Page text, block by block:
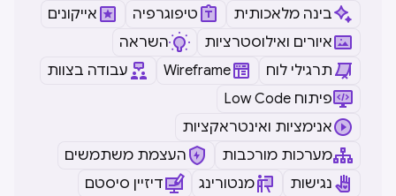
בינה מלאכותית
טיפוגרפיה
אייקונים
איורים ואילוסטרציות
השראה
תרגילי לוח
Wireframe
עבודה בצוות
Low Code פיתוח
אנימציות ואינטראקציות
מערכות מורכבות
העצמת משתמשים
נגישות
מנטורינג דיזיין סיסטם